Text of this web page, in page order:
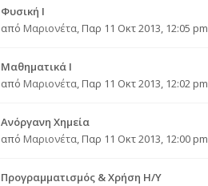
Φυσική Ι
από Μαριονέτα, Παρ 11 Οκτ 2013, 12:05 pm
Μαθηματικά Ι
από Μαριονέτα, Παρ 11 Οκτ 2013, 12:02 pm
Ανόργανη Χημεία
από Μαριονέτα, Παρ 11 Οκτ 2013, 12:00 pm
Προγραμματισμός & Χρήση Η/Υ